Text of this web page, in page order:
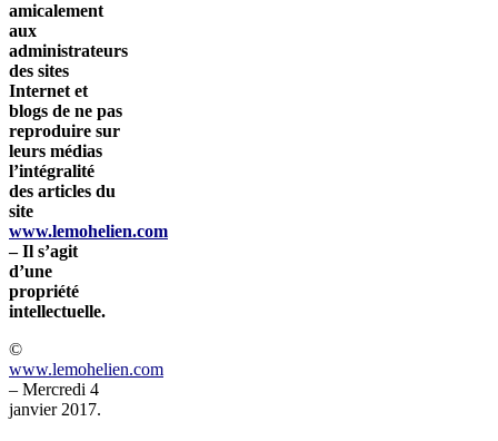
amicalement
aux
administrateurs
des sites
Internet et
blogs de ne pas
reproduire sur
leurs médias
l’intégralité
des articles du
site
www.lemohelien.com
– Il s’agit
d’une
propriété
intellectuelle.
©
www.lemohelien.com
– Mercredi 4
janvier 2017.